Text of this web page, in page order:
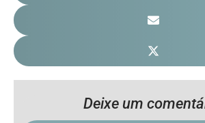
Deixe um